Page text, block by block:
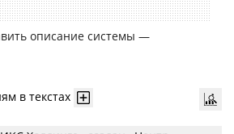
описание системы —
в текстах